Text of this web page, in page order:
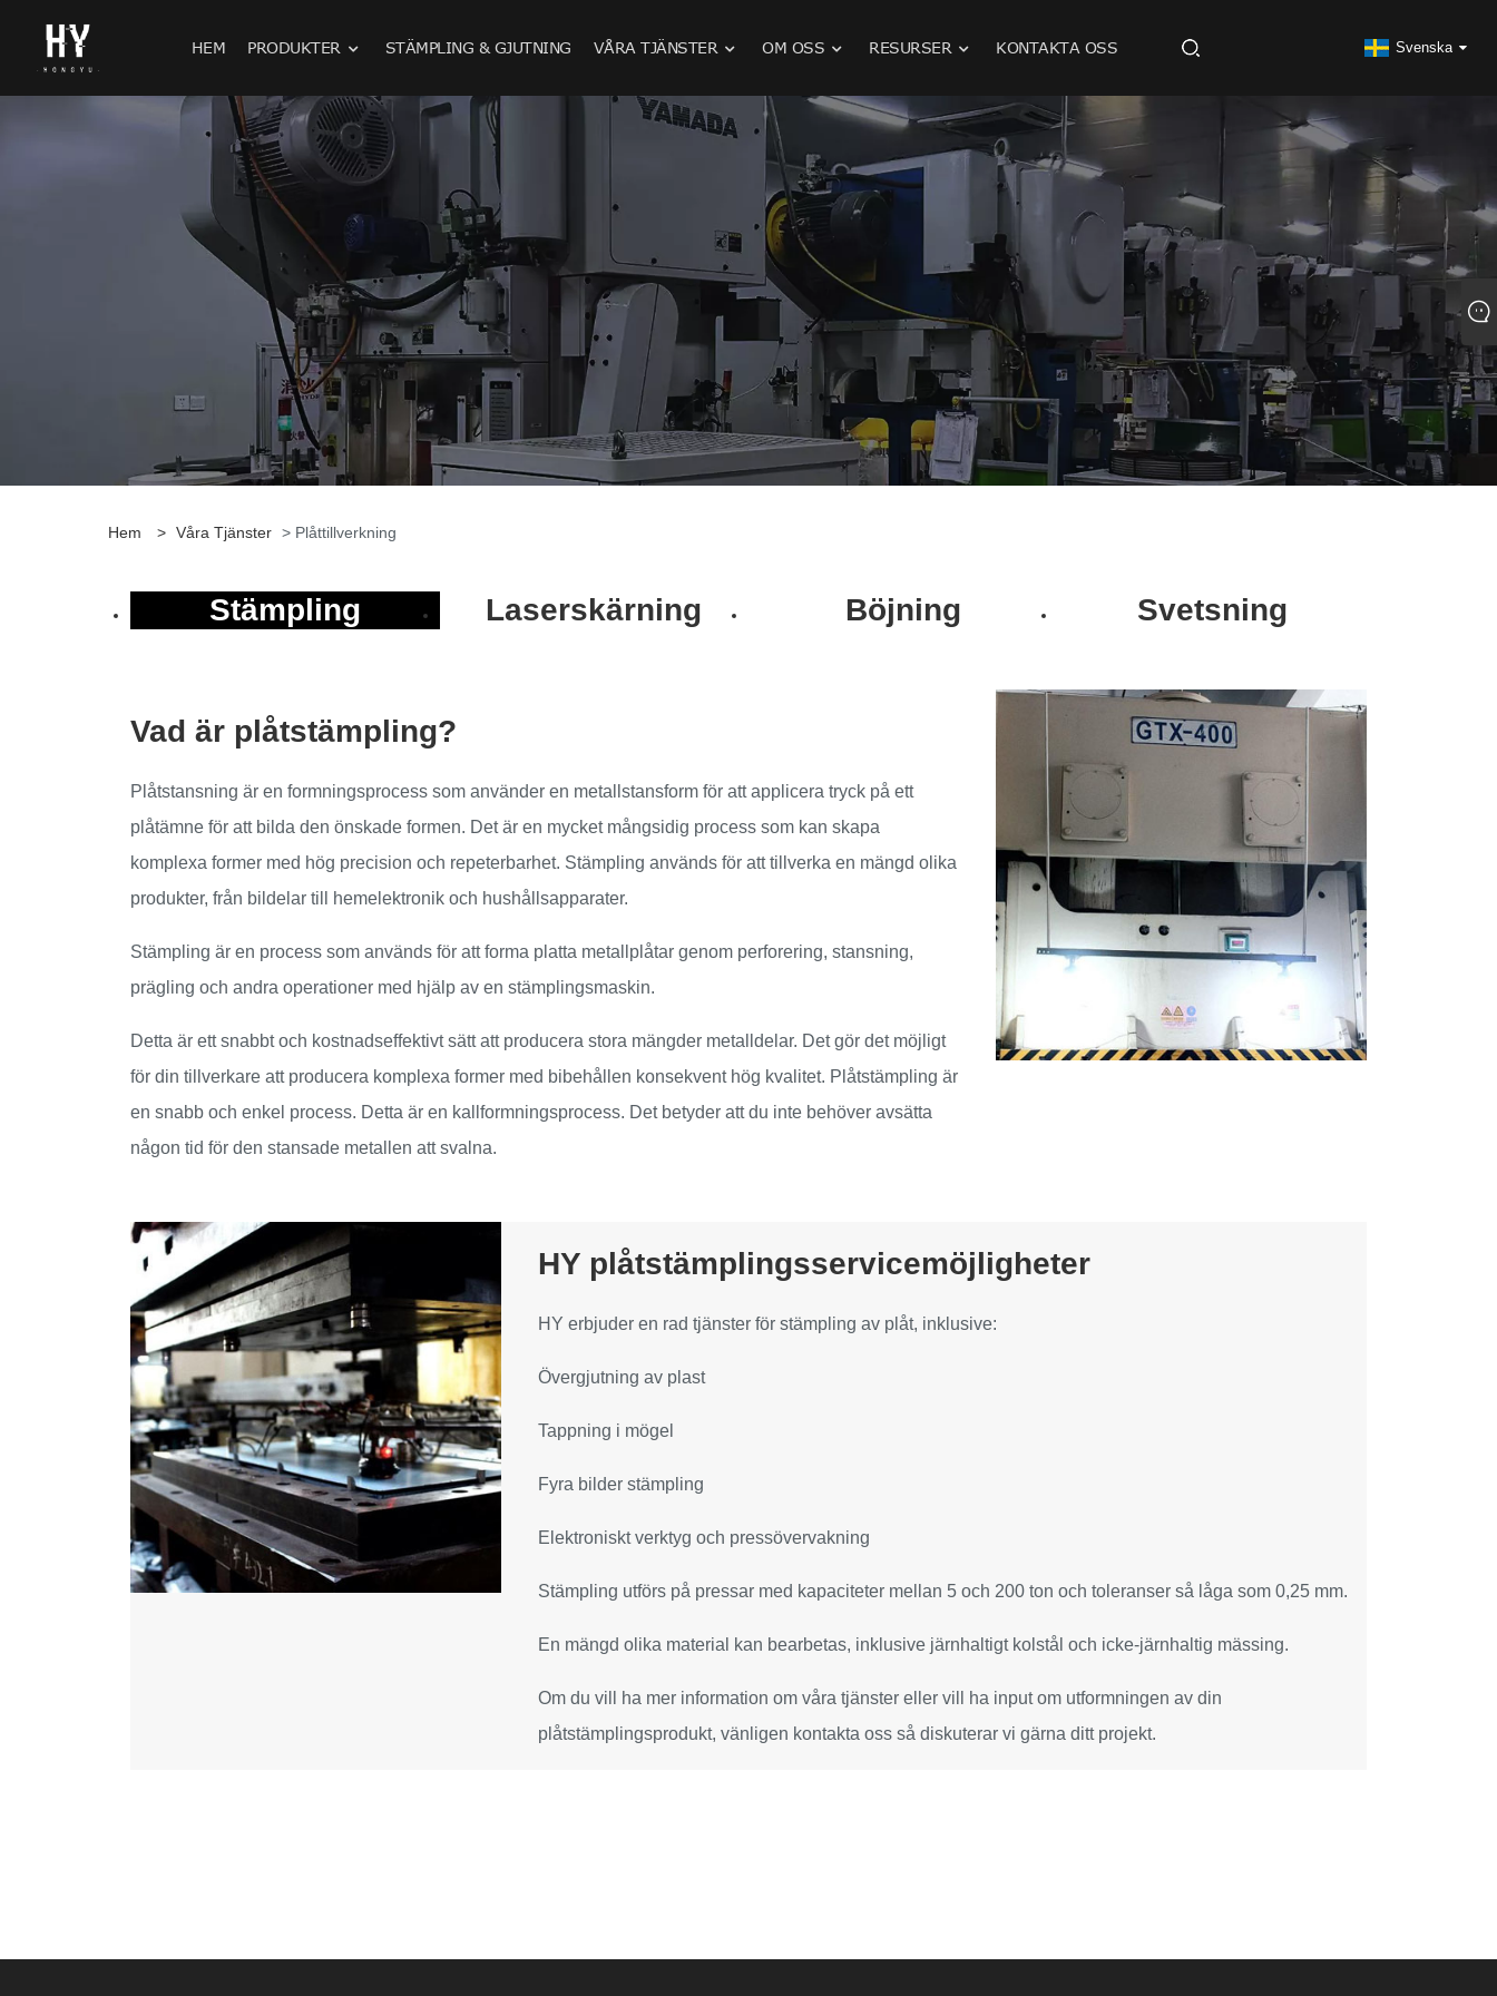
HEM PRODUKTER STÄMPLING & GJUTNING VÅRA TJÄNSTER OM OSS RESURSER KONTAKTA OSS Svenska
Hem > Våra Tjänster > Plåttillverkning
Stämpling Laserskärning Böjning Svetsning
Vad är plåtstämpling?
Plåtstansning är en formningsprocess som använder en metallstansform för att applicera tryck på ett
plåtämne för att bilda den önskade formen. Det är en mycket mångsidig process som kan skapa
komplexa former med hög precision och repeterbarhet. Stämpling används för att tillverka en mängd olika
produkter, från bildelar till hemelektronik och hushållsapparater.
Stämpling är en process som används för att forma platta metallplåtar genom perforering, stansning,
prägling och andra operationer med hjälp av en stämplingsmaskin.
Detta är ett snabbt och kostnadseffektivt sätt att producera stora mängder metalldelar. Det gör det möjligt
för din tillverkare att producera komplexa former med bibehållen konsekvent hög kvalitet. Plåtstämpling är
en snabb och enkel process. Detta är en kallformningsprocess. Det betyder att du inte behöver avsätta
någon tid för den stansade metallen att svalna.
HY plåtstämplingsservicemöjligheter
HY erbjuder en rad tjänster för stämpling av plåt, inklusive:
Övergjutning av plast
Tappning i mögel
Fyra bilder stämpling
Elektroniskt verktyg och pressövervakning
Stämpling utförs på pressar med kapaciteter mellan 5 och 200 ton och toleranser så låga som 0,25 mm.
En mängd olika material kan bearbetas, inklusive järnhaltigt kolstål och icke-järnhaltig mässing.
Om du vill ha mer information om våra tjänster eller vill ha input om utformningen av din
plåtstämplingsprodukt, vänligen kontakta oss så diskuterar vi gärna ditt projekt.